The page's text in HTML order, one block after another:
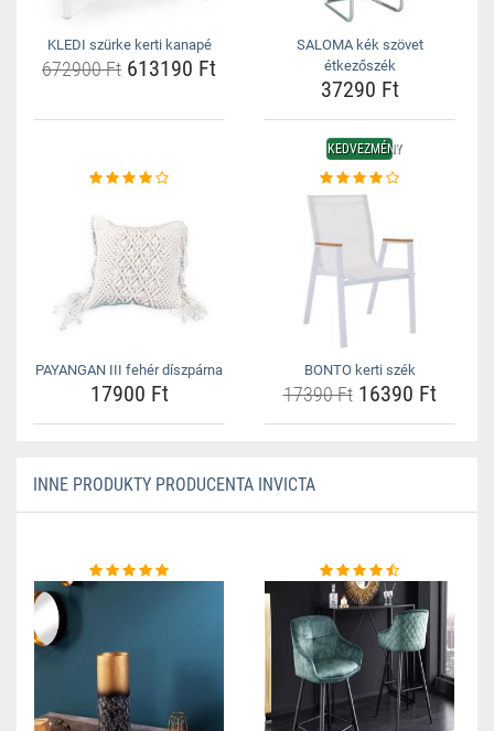
KLEDI szürke kerti kanapé
672900 Ft 613190 Ft
SALOMA kék szövet
étkezőszék
37290 Ft
PAYANGAN III fehér díszpárna
17900 Ft
KEDVEZMÉNY
BONTO kerti szék
17390 Ft16390 Ft
INNE PRODUKTY PRODUCENTA INVICTA